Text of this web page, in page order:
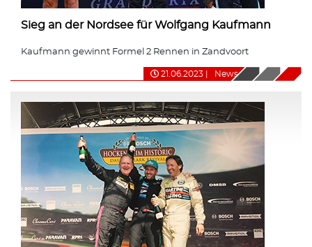
Sieg an der Nordsee für Wolfgang Kaufmann
Kaufmann gewinnt Formel 2 Rennen in Zandvoort
21.06.2023 News